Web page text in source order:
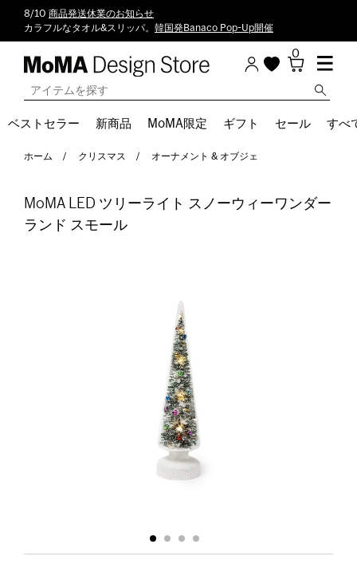
8/10 商品発送休業のお知らせ
カラフルなタオル&スリッパ。 韓国発Banaco Pop-Up開催
0
ベストセラー 新商品 MoMA限定 ギフト セール すべ
ホーム クリスマス オーナメント & オブジェ
MoMA LED ツリーライト スノーウィーワンダー
ランド スモール